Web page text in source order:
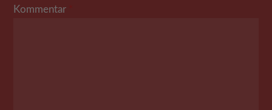
Kommentar